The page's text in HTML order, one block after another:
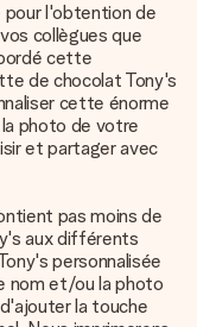
l'obtention de
collègues que
cette
de chocolat Tony's
cette énorme
photo de votre
et partager avec
pas moins de
aux différents
personnalisée
nom et/ou la photo
la touche